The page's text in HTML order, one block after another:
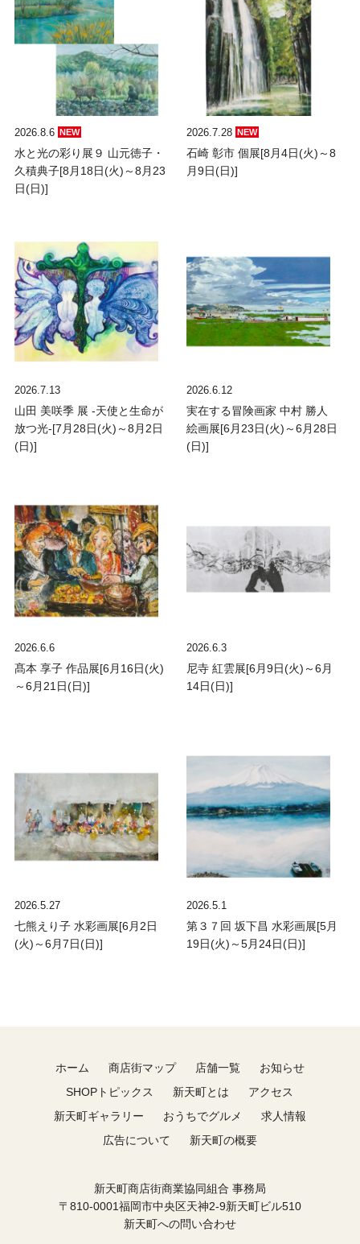
2026.8.6 NEW
水と光の彩り展９ 山元徳子・
久積典子[8月18日(火)～8月23
日(日)]
2026.7.28 NEW
石崎 彰市 個展[8月4日(火)～8
月9日(日)]
2026.7.13
山田 美咲季 展 -天使と生命が
放つ光-[7月28日(火)～8月2日
(日)]
2026.6.12
実在する冒険画家 中村 勝人
絵画展[6月23日(火)～6月28日
(日)]
2026.6.6
髙本 享子 作品展[6月16日(火)
～6月21日(日)]
2026.6.3
尼寺 紅雲展[6月9日(火)～6月
14日(日)]
2026.5.27
七熊えり子 水彩画展[6月2日
(火)～6月7日(日)]
2026.5.1
第３７回 坂下昌 水彩画展[5月
19日(火)～5月24日(日)]
ホーム 商店街マップ 店舗一覧
お知らせ
SHOPトピックス
新天町とは
アクセス
新天町ギャラリー
おうちでグルメ
求人情報
広告について
新天町の概要
新天町商店街商業協同組合 事務局
〒810-0001福岡市中央区天神2-9新天町ビル510
新天町への問い合わせ